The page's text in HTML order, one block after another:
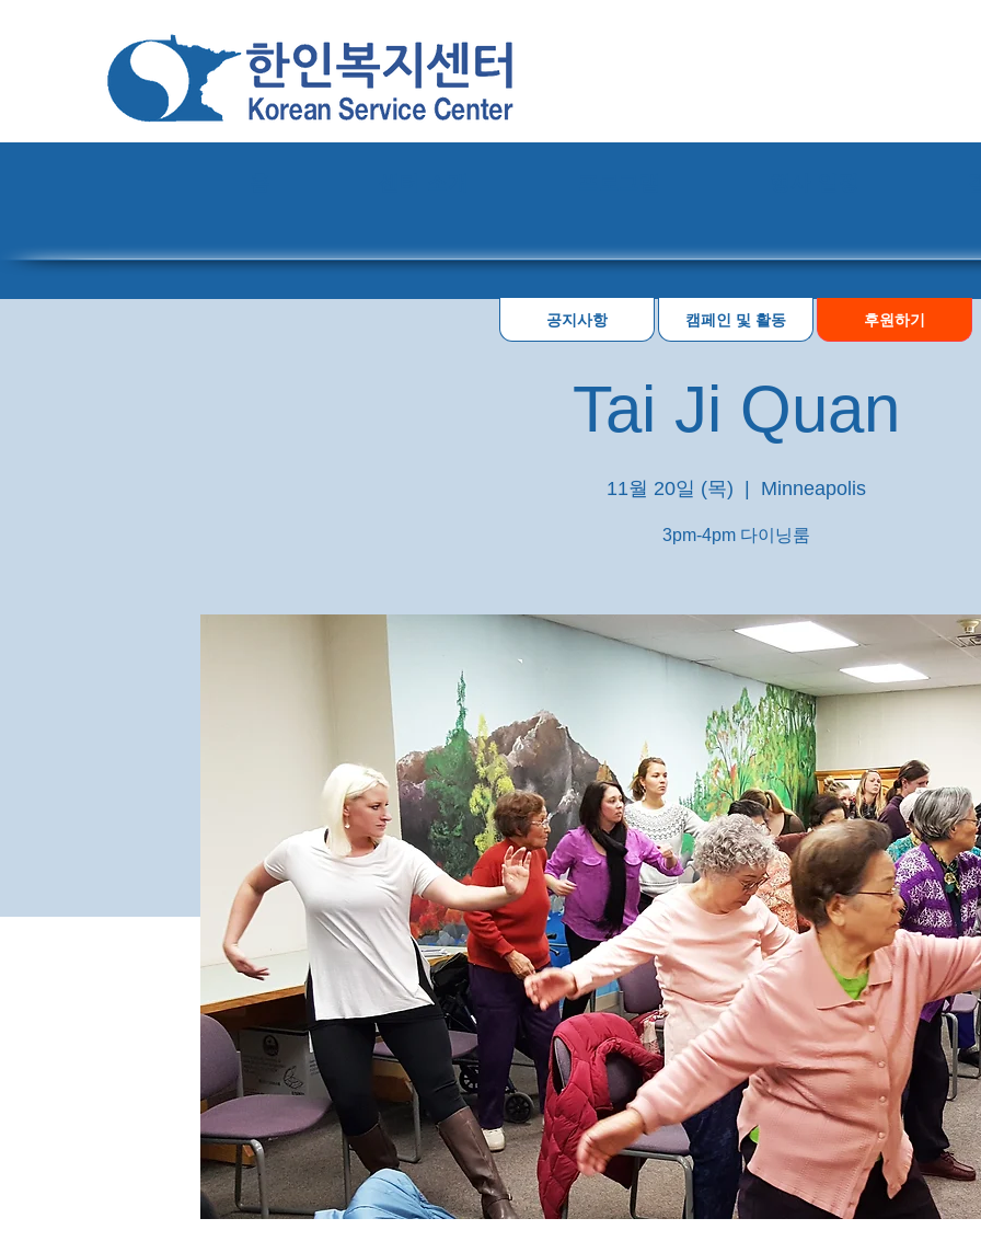
Tai Ji Quan
11월 20일 (목) Minneapolis
3pm-4pm 다이닝룸
공지사항 캠페인 및 활동 후원하기